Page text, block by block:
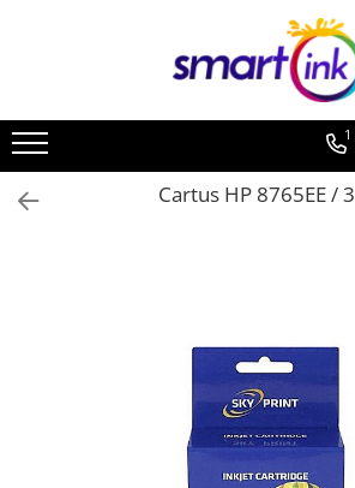
Consumabile
Cartuse si tonere
Pentru firme
1
Cartus HP 8765EE /